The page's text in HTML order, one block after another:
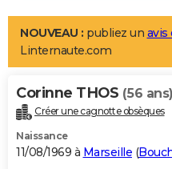
LIFESTYLE
Art de vivre
Bien-être
Loisirs
Mode
Modes de vie
Alimentation
Guide de la santé
Maladies
Médicaments
Sommeil
VOYAGE
Destinations
City break
Voyage nature
Voyage de noces
Forum
Climat
+PHOTO
GUIDES D'ACHAT
NOUVEAU : publiez un avis
Linternaute.com
Corinne THOS (56 ans)
Créer une cagnotte obsèques
Naissance
11/08/1969 à Marseille (